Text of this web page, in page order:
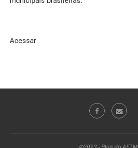
Acessar